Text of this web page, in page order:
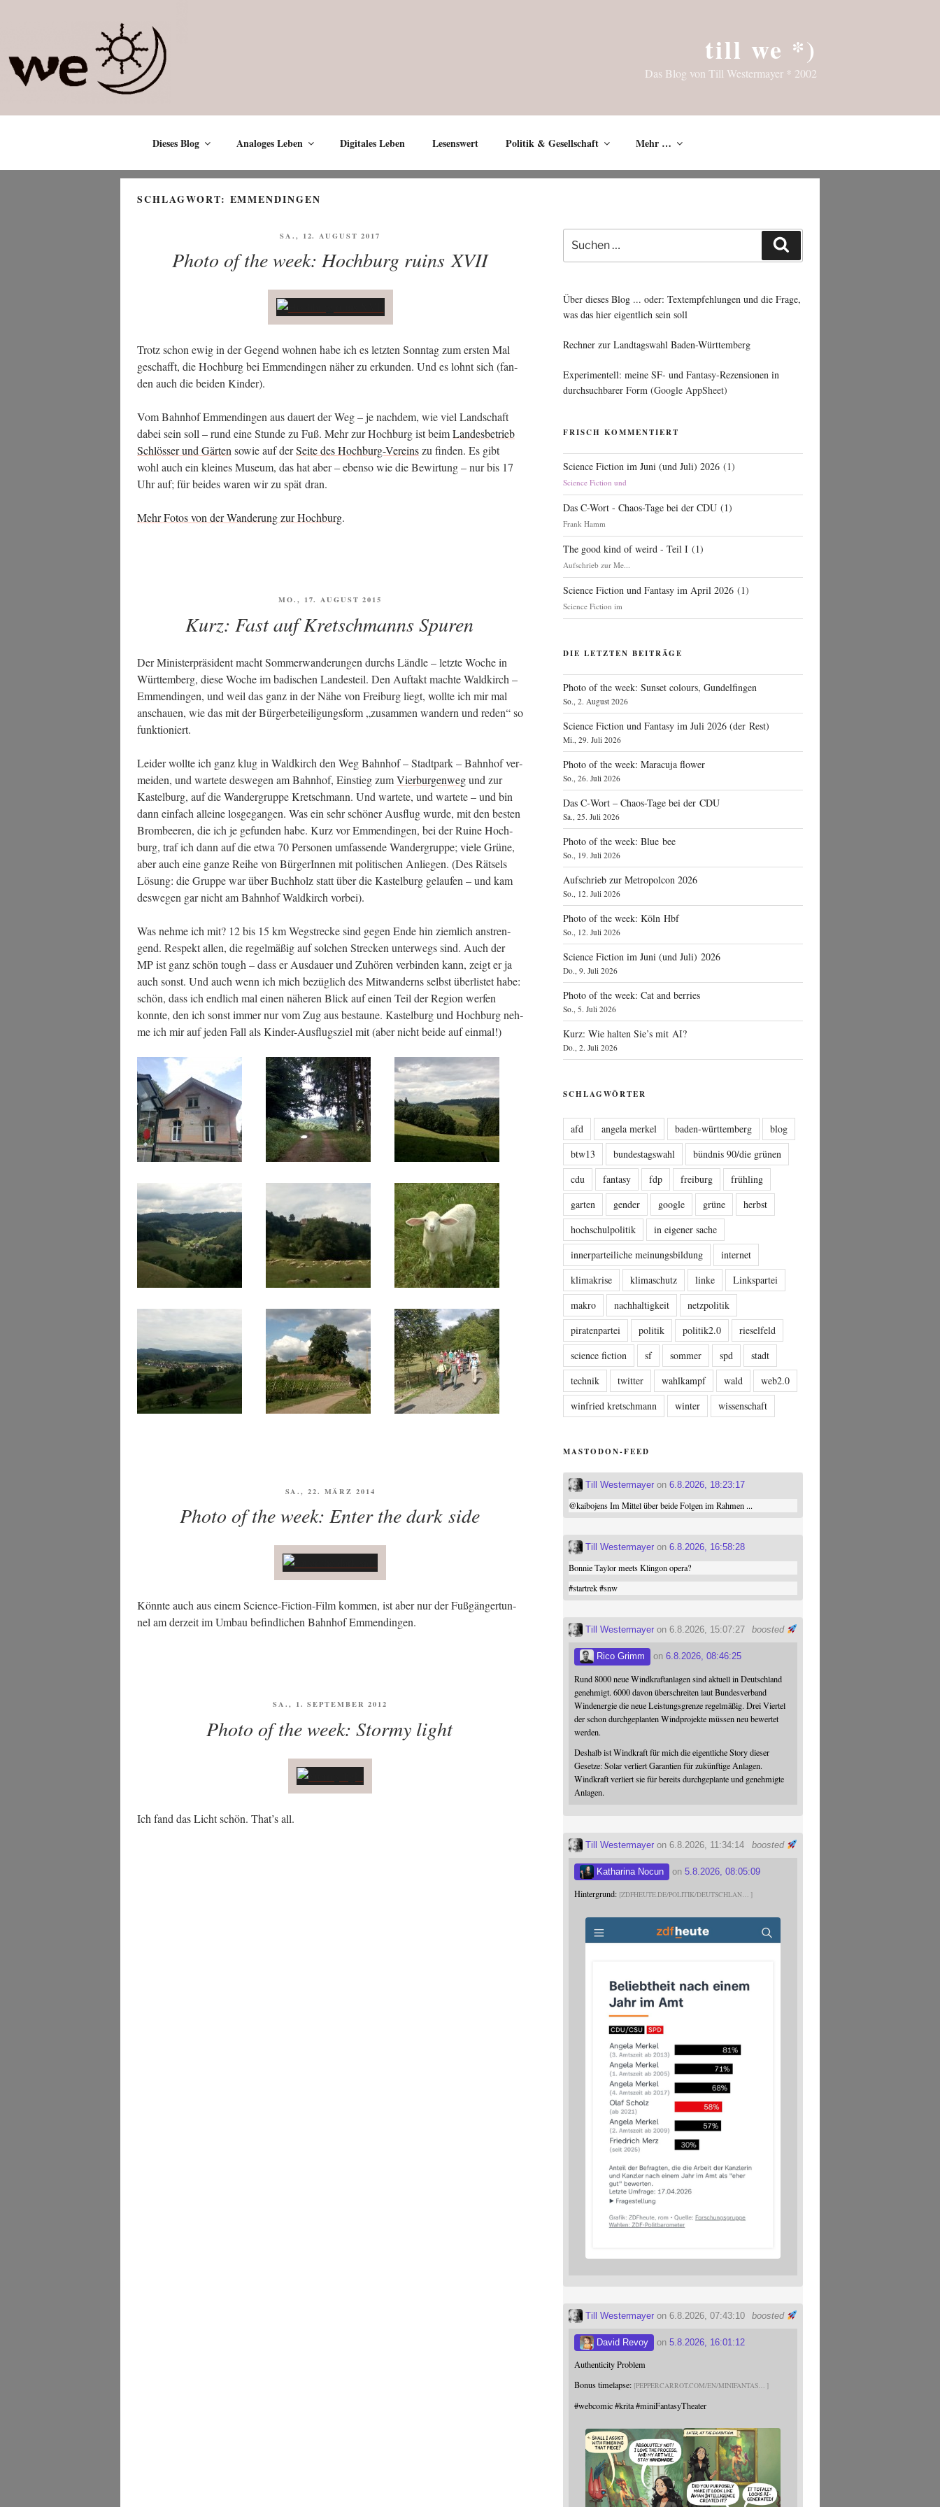
till we *)
Das Blog von Till Westermayer * 2002
Dieses Blog Analoges Leben Digitales Leben Lesenswert Politik & Gesellschaft Mehr …
SCHLAGWORT: EMMENDINGEN
VERÖFFENTLICHT
SA., 12. AUGUST 2017
Photo of the week: Hochburg ruins XVII
Trotz schon ewig in der Gegend woh­nen habe ich es letz­ten Sonn­tag zum ers­ten Mal
geschafft, die Hoch­burg bei Emmen­din­gen näher zu erkun­den. Und es lohnt sich (fan­
den auch die bei­den Kinder).
Vom Bahn­hof Emmen­din­gen aus dau­ert der Weg – je nach­dem, wie viel Land­schaft
dabei sein soll – rund eine Stun­de zu Fuß. Mehr zur Hoch­burg ist beimLan­des­be­trieb
Schlös­ser und Gär­ten sowie auf derSei­te des Hoch­burg-Ver­einszu fin­den. Es gibt
wohl auch ein klei­nes Muse­um, das hat aber – eben­so wie die Bewir­tung – nur bis 17
Uhr auf; für bei­des waren wir zu spät dran.
Mehr Fotos von der Wan­de­rung zur Hoch­burg.
VERÖFFENTLICHT
MO., 17. AUGUST 2015
Kurz: Fast auf Kretschmanns Spuren
Der Minis­ter­prä­si­dent macht Som­mer­wan­de­run­gen durchs Länd­le – letz­te Woche in
Würt­tem­berg, die­se Woche im badi­schen Lan­des­teil. Den Auf­takt mach­te Wald­kirch –
Emmen­din­gen, und weil das ganz in der Nähe von Frei­burg liegt, woll­te ich mir mal
anschau­en, wie das mit der Bür­ger­be­tei­li­gungs­form „zusam­men wan­dern und reden“ so
funktioniert.
Lei­der woll­te ich ganz klug in Wald­kirch den Weg Bahn­hof – Stadt­park – Bahn­hof ver­
mei­den, und war­te­te des­we­gen am Bahn­hof, Ein­stieg zumVier­bur­gen­wegund zur
Kas­tel­burg, auf die Wan­der­grup­pe Kret­sch­mann. Und war­te­te, und war­te­te – und bin
dann ein­fach allei­ne los­ge­gan­gen. Was ein sehr schö­ner Aus­flug wur­de, mit den bes­ten
Brom­bee­ren, die ich je gefun­den habe. Kurz vor Emmen­din­gen, bei der Rui­ne Hoch­
burg, traf ich dann auf die etwa 70 Per­so­nen umfas­sen­de Wan­der­grup­pe; vie­le Grü­ne,
aber auch eine gan­ze Rei­he von Bür­ge­rIn­nen mit poli­ti­schen Anlie­gen. (Des Rät­sels
Lösung: die Grup­pe war über Buch­holz statt über die Kas­tel­burg gelau­fen – und kam
des­we­gen gar nicht am Bahn­hof Wald­kirch vorbei).
Was neh­me ich mit? 12 bis 15 km Weg­stre­cke sind gegen Ende hin ziem­lich anstren­
gend. Respekt allen, die regel­mä­ßig auf sol­chen Stre­cken unter­wegs sind. Auch der
MP ist ganz schön tough – dass er Aus­dau­er und Zuhö­ren ver­bin­den kann, zeigt er ja
auch sonst. Und auch wenn ich mich bezüg­lich des Mit­wan­derns selbst über­lis­tet habe:
schön, dass ich end­lich mal einen nähe­ren Blick auf einen Teil der Regi­on wer­fen
konn­te, den ich sonst immer nur vom Zug aus bestau­ne. Kas­tel­burg und Hoch­burg neh­
me ich mir auf jeden Fall als Kin­der-Aus­flugs­ziel mit (aber nicht bei­de auf einmal!)
VERÖFFENTLICHT
SA., 22. MÄRZ 2014
Photo of the week: Enter the dark side
Könn­te auch aus einem Sci­ence-Fic­tion-Film kom­men, ist aber nur der Fuß­gän­ger­tun­
nel am der­zeit im Umbau befind­li­chen Bahn­hof Emmendingen.
VERÖFFENTLICHT
SA., 1. SEPTEMBER 2012
Photo of the week: Stormy light
Ich fand das Licht schön. That’s all.
Suche
nach:
Über dieses Blog ... oder: Textempfehlungen und die Frage,
was das hier eigentlich sein soll
Rechner zur Landtagswahl Baden-Württemberg
Experimentell: meine SF- und Fantasy-Rezensionen in
durchsuchbarer Form (Google AppSheet)
FRISCH KOMMENTIERT
Science Fiction im Juni (und Juli) 2026 (1)
Science Fiction und
Das C-Wort - Chaos-Tage bei der CDU (1)
Frank Hamm
The good kind of weird - Teil I (1)
Aufschrieb zur Me...
Science Fiction und Fantasy im April 2026 (1)
Science Fiction im
DIE LETZTEN BEITRÄGE
Photo of the week: Sunset colours, Gundelfingen
So., 2. August 2026
Science Fiction und Fantasy im Juli 2026 (der Rest)
Mi., 29. Juli 2026
Photo of the week: Maracuja flower
So., 26. Juli 2026
Das C‑Wort – Chaos-Tage bei der CDU
Sa., 25. Juli 2026
Photo of the week: Blue bee
So., 19. Juli 2026
Aufschrieb zur Metropolcon 2026
So., 12. Juli 2026
Photo of the week: Köln Hbf
So., 12. Juli 2026
Science Fiction im Juni (und Juli) 2026
Do., 9. Juli 2026
Photo of the week: Cat and berries
So., 5. Juli 2026
Kurz: Wie halten Sie’s mit AI?
Do., 2. Juli 2026
SCHLAGWÖRTER
afd angela merkel baden-württemberg
blog
btw13
bundestagswahl
bündnis 90/die grünen
cdu
fantasy fdp freiburg
frühling
garten
gender google grüne
herbst
hochschulpolitik
in eigener sache
innerparteiliche meinungsbildung
internet
klimakrise
klimaschutz linke
Linkspartei
makro
nachhaltigkeit
netzpolitik
piratenpartei
politik politik2.0
rieselfeld
science fiction
sf sommer spd
stadt
technik
twitter wahlkampf wald
web2.0
winfried kretschmann
winter wissenschaft
MASTODON-FEED
Till Westermayer on6.8.2026, 18:23:17
@kaibojensIm Mittel über beide Folgen im Rahmen ...
Till Westermayer on6.8.2026, 16:58:28
Bonnie Taylor meets Klingon opera?
#startrek #snw
boosted
Till Westermayer on 6.8.2026, 15:07:27
Rico Grimm on6.8.2026, 08:46:25
Rund 8000 neue Windkraftanlagen sind aktuell in Deutschland
genehmigt. 6000 davon überschreiten laut Bundesverband
Windenergie die neue Leistungsgrenze regelmäßig. Drei Viertel
der schon durchgeplanten Windprojekte müssen neu bewertet
werden.
Deshalb ist Windkraft für mich die eigentliche Story dieser
Gesetze: Solar verliert Garantien für zukünftige Anlagen.
Windkraft verliert sie für bereits durchgeplante und genehmigte
Anlagen.
boosted
Till Westermayer on 6.8.2026, 11:34:14
Katharina Nocun on5.8.2026, 08:05:09
Hintergrund: ZDFHEUTE.DE/POLITIK/DEUTSCHLAN
boosted
Till Westermayer on 6.8.2026, 07:43:10
David Revoy on5.8.2026, 16:01:12
Authenticity Problem
Bonus timelapse: PEPPERCARROT.COM/EN/MINIFANTAS
#webcomic #krita#miniFantasyTheater